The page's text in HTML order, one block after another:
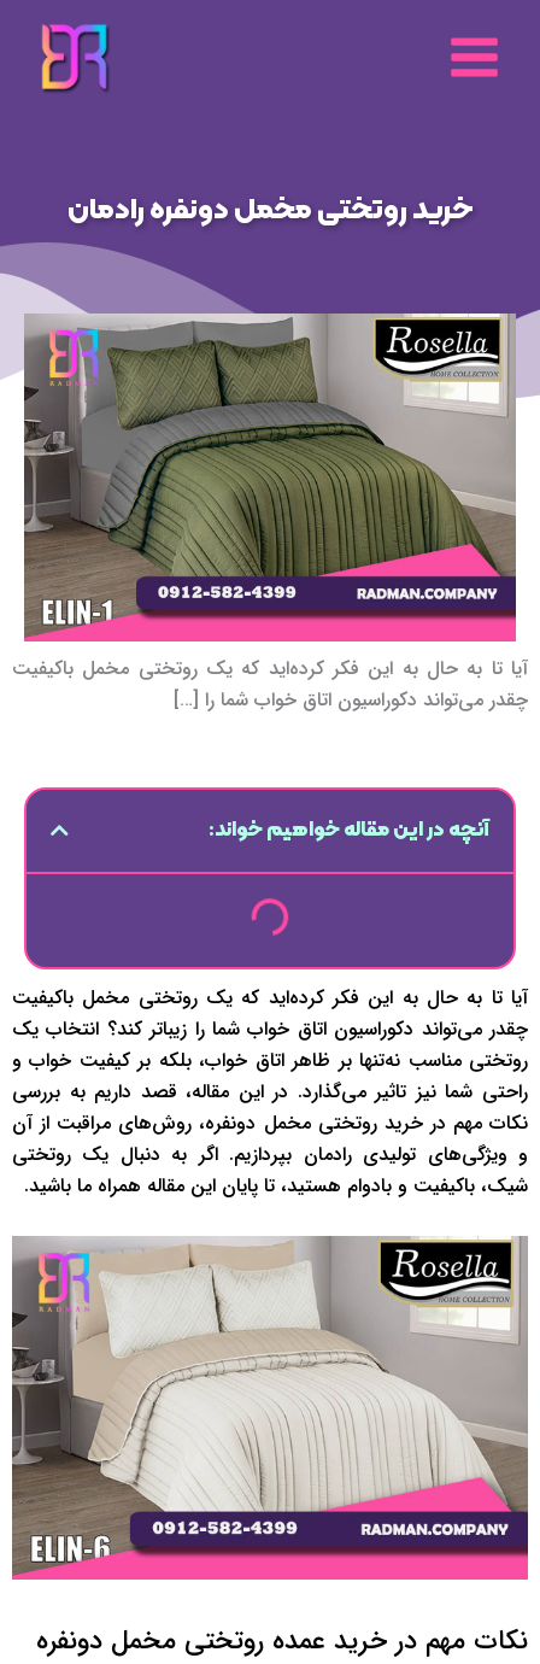
محتوا
خرید روتختی مخمل دونفره رادمان
آیا تا به حال به این فکر کرده‌اید که یک روتختی مخمل باکیفیت
چقدر می‌تواند دکوراسیون اتاق خواب شما را […]
آنچه در این مقاله خواهیم خواند:
آیا تا به حال به این فکر کرده‌اید که یک روتختی مخمل باکیفیت
چقدر می‌تواند دکوراسیون اتاق خواب شما را زیباتر کند؟ انتخاب یک
روتختی مناسب نه‌تنها بر ظاهر اتاق خواب، بلکه بر کیفیت خواب و
راحتی شما نیز تاثیر می‌گذارد. در این مقاله، قصد داریم به بررسی
نکات مهم در خرید روتختی مخمل دونفره، روش‌های مراقبت از آن
و ویژگی‌های تولیدی رادمان بپردازیم. اگر به دنبال یک روتختی
شیک، باکیفیت و بادوام هستید، تا پایان این مقاله همراه ما باشید.
نکات مهم در خرید عمده روتختی مخمل دونفره